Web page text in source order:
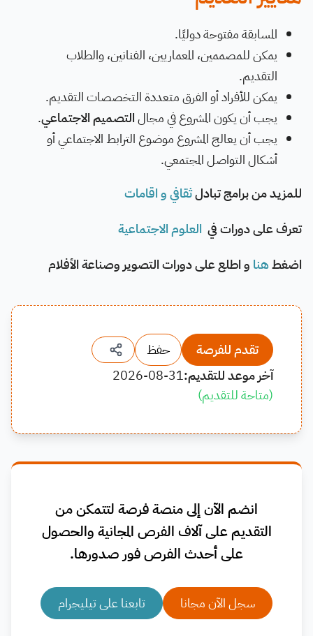
المسابقة مفتوحة دوليًا.
يمكن للمصممين، المعماريين، الفنانين، والطلاب
التقديم.
يمكن للأفراد أو الفرق متعددة التخصصات التقديم.
يجب أن يكون المشروع في مجالالتصميم الاجتماعي.
يجب أن يعالج المشروع موضوع الترابط الاجتماعي أو
أشكال التواصل المجتمعي.
للمزيد من برامج تبادلثقافي و اقامات
تعرف على دورات في العلوم الاجتماعية
اضغطهنا و اطلع على دورات التصوير وصناعة الأفلام
تقدم للفرصة
حفظ
آخر موعد للتقديم:2026-08-31
(متاحة للتقديم)
انضم الآن إلى منصة فرصة لتتمكن من
التقديم على آلاف الفرص المجانية والحصول
على أحدث الفرص فور صدورها.
سجل الآن مجانا تابعنا على تيليجرام